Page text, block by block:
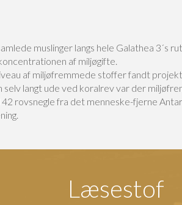
muslinger langs hele Galathea 3´s
af miljøgifte.
af miljøfremmede stoffer fandt
selv langt ude ved koralrev var der
42 rovsnegle fra det menneske-fjerne
Læsestof